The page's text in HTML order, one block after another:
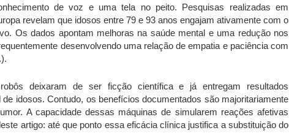
de voz e uma tela no peito. Pesquisas realizadas em
revelam que idosos entre 79 e 93 anos engajam ativamente com o
Os dados apontam melhoras na saúde mental e uma redução nos
desenvolvendo uma relação de empatia e paciência com
deixaram de ser ficção científica e já entregam resultados
idosos. Contudo, os benefícios documentados são majoritariamente
A capacidade dessas máquinas de simularem reações afetivas
artigo: até que ponto essa eficácia clínica justifica a substituição do